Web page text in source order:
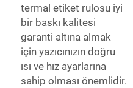
termal etiket rulosu iyi
bir baskı kalitesi
garanti altına almak
için yazıcınızın doğru
ısı ve hız ayarlarına
sahip olması önemlidir.